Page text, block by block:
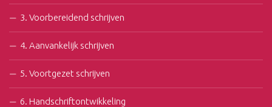
3. Voorbereidend schrijven
4. Aanvankelijk schrijven
5. Voortgezet schrijven
6. Handschriftontwikkeling